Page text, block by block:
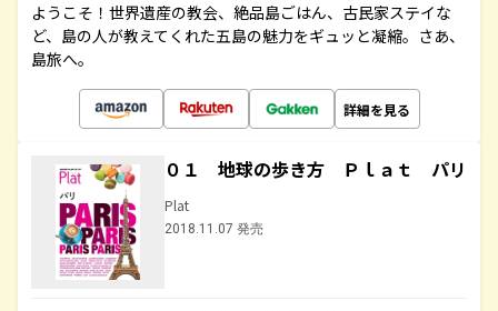
ようこそ！世界遺産の教会、絶品島ごはん、古民家ステイな
ど、島の人が教えてくれた五島の魅力をギュッと凝縮。さあ、
島旅へ。
詳細を見る
０１ 地球の歩き方 Ｐｌａｔ パリ
Plat
2018.11.07 発売